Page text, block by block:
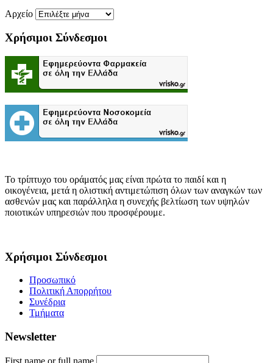
Αρχείο
Χρήσιμοι Σύνδεσμοι
Το τρίπτυχο του οράματός μας είναι πρώτα το παιδί και η
οικογένεια, μετά η ολιστική αντιμετώπιση όλων των αναγκών των
ασθενών μας και παράλληλα η συνεχής βελτίωση των υψηλών
ποιοτικών υπηρεσιών που προσφέρουμε.
Χρήσιμοι Σύνδεσμοι
Προσωπικό
Πολιτική Απορρήτου
Συνέδρια
Τμήματα
Newsletter
First name or full name